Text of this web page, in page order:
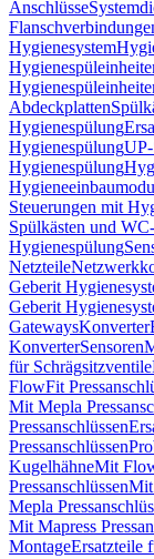
Anschlüsse
Hygienesystem
Abdeckplatten
Hygienespülung
Hygienespülung
Hygienespülung
Steuerungen mit
Spülkästen und
Hygienespülung
Netzteile
Geberit
Geberit
GatewaysKonverter
KonverterSensoren
für Schrägsitzventile
FlowFit
Mit Mepla
Pressanschlüssen
Pressanschlüssen
KugelhähneMit
PressanschlüssenMit
Mepla
Mit Mapress
MontageErsatzteile